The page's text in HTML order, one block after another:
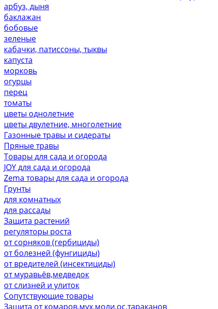
арбуз, дыня
баклажан
бобовые
зеленые
кабачки, патиссоны, тыквы
капуста
морковь
огурцы
перец
томаты
цветы однолетние
цветы двулетние, многолетние
Газонные травы и сидераты
Пряные травы
Товары для сада и огорода
JOY для сада и огорода
Zema товары для сада и огорода
Грунты
для комнатных
для рассады
Защита растений
регуляторы роста
от сорняков (гербициды)
от болезней (фунгициды)
от вредителей (инсектициды)
от муравьёв,медведок
от слизней и улиток
Сопутствующие товары
Защита от комаров,мух,моли,ос,тараканов